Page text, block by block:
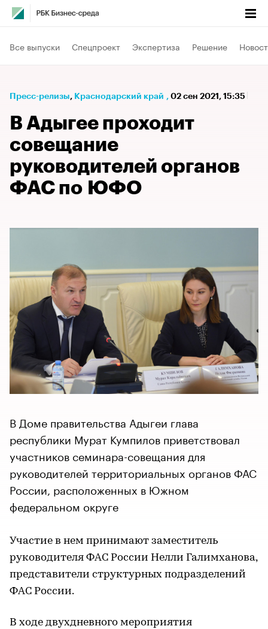
Все выпуски Спецпроект Экспертиза Решение
Пресс-релизы⁠, Краснодарский край , 02 сен 2021, 15:35
В Адыгее проходит
совещание
руководителей органов
ФАС по ЮФО
В Доме правительства Адыгеи глава
республики Мурат Кумпилов приветствовал
участников семинара-совещания для
руководителей территориальных органов ФАС
России, расположенных в Южном
федеральном округе
Участие в нем принимают заместитель
руководителя ФАС России Нелли Галимханова,
представители структурных подразделений
ФАС России.
В ходе двухдневного мероприятия